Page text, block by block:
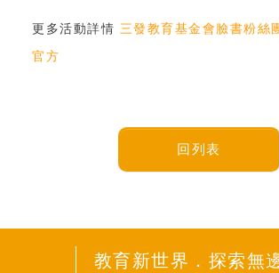
更多活動詳情 三發教育基金會臉書粉絲
官方
回列表
教育新世界．探索無